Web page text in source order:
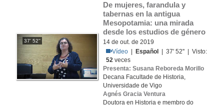
37' 52''
De mujeres, farandula y
tabernas en la antigua
Mesopotamia: una mirada
desde los estudios de género
14 de out. de 2019
Vídeo
Español
| 37' 52'' | Visto:
52 veces
Presenta: Susana Reboreda Morillo
Decana Facultade de Historia,
Universidade de Vigo
Agnés Gracia Ventura
Doutora en Historia e membro do